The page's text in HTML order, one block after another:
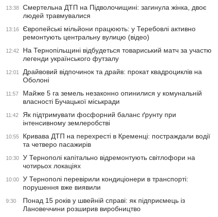
13:38
Смертельна ДТП на Підволочищині: загинула жінка, двоє
людей травмувалися
13:16
Європейські мільйони працюють: у Теребовлі активно
ремонтують центральну вулицю (відео)
12:42
На Тернопільщині відбудеться товариський матч за участю
легенди українського футзалу
12:01
Драйвовий відпочинок та драйв: прокат квадроциклів на
Оболоні
11:57
Майже 5 га земель незаконно опинилися у комунальній
власності Бучацької міськради
11:42
Як підтримувати фосфорний баланс ґрунту при
інтенсивному землеробстві
10:55
Кривава ДТП на перехресті в Кременці: постраждали водії
та четверо пасажирів
10:30
У Тернополі капітально відремонтують світлофори на
чотирьох локаціях
10:00
У Тернополі перевірили кондиціонери в транспорті:
порушення вже виявили
9:30
Понад 15 років у швейній справі: як підприємець із
Лановеччини розширив виробництво